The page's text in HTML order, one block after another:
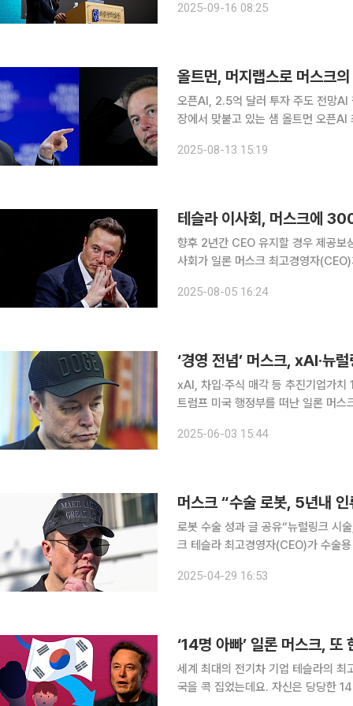
서동진 박사가 15일 서울 강남구 한국
2025-09-16 08:25
올트먼, 머지랩스로 머스크
오픈AI, 2.5억 달러 투자 주도 전망AI 챗봇에
장에서 맞붙고 있는 샘 올트먼 오픈
따르면 새로운 벤처기업 ‘머지랩스’는
2025-08-13 15:19
향후 2년간 CEO 유지할 경우 제공보상안 법원 제
사회가 일론 머스크 최고경영자
사회는 이날 주주들에게 보낸 서한에
2025-08-05 16:24
‘경영 전념’ 머스크, xAI·뉴
xAI, 차입·주식 매각 등 추진기업가치
트럼프 미국 행정부를 떠난 일론 머
2025-06-03 15:44
로봇 수술 성과 글 공유“뉴럴링크 시
크 테슬라 최고경영자(CEO)가 수술용
수한 인간 외과의사들을 뛰어넘고, 5
2025-04-29 16:53
‘14명 아빠’ 일론 머스크,
세계 최대의 전기차 기업 테슬라의
국을 콕 집었는데요. 자신은 당당한